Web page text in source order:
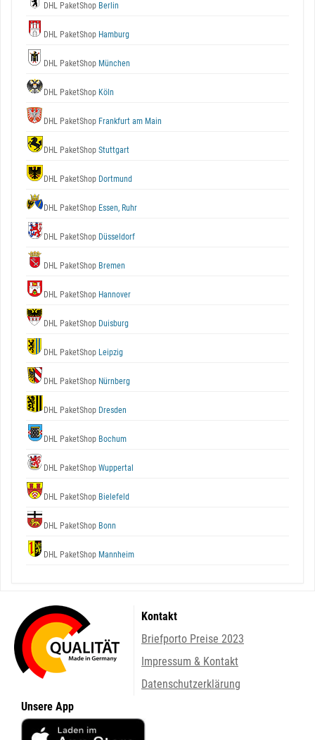
DHL PaketShop Berlin
DHL PaketShop Hamburg
DHL PaketShop München
DHL PaketShop Köln
DHL PaketShop Frankfurt am Main
DHL PaketShop Stuttgart
DHL PaketShop Dortmund
DHL PaketShop Essen, Ruhr
DHL PaketShop Düsseldorf
DHL PaketShop Bremen
DHL PaketShop Hannover
DHL PaketShop Duisburg
DHL PaketShop Leipzig
DHL PaketShop Nürnberg
DHL PaketShop Dresden
DHL PaketShop Bochum
DHL PaketShop Wuppertal
DHL PaketShop Bielefeld
DHL PaketShop Bonn
DHL PaketShop Mannheim
Kontakt
Briefporto Preise 2023
Impressum & Kontakt
Datenschutzerklärung
Unsere App